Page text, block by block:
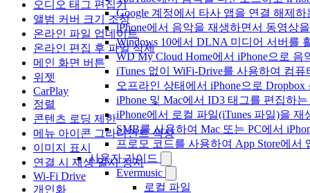
Google 계정에서 타사 앱을 연결 해제하
iPhone에서 음악을 재생하면서 동영상
Windows 10에서 DLNA 미디어 서버를
WD My Cloud Home에서 iPhone으로
iTunes 없이 WiFi-Drive를 사용하여 컴
오프라인 상태에서 iPhone으로
iPhone 및 Mac에서 ID3 태그를 편집하
iPhone에서 로컬 파일(iTunes 파일)을 재
SMB를 사용하여 Mac 또는 PC에서
프로모 코드를 사용하여 App Store에
사용자 가이드
Evermusic
로컬 파일
오디오 태그 편집기
앨범 커버 크기 조정
온라인 파일 업데이트
온라인 편집 후 파일 삭제
메인 화면 버튼
위젯
CarPlay
정렬
콘텐츠 로딩 제한
메뉴 아이콘 그라디언트 색상
이미지 표시
연결 시 재생 일시 정지
Wi-Fi Drive
개인화